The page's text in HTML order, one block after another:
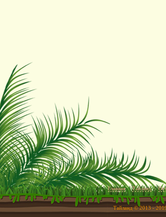
Главная Тайланд
Тайланд © 2013 -